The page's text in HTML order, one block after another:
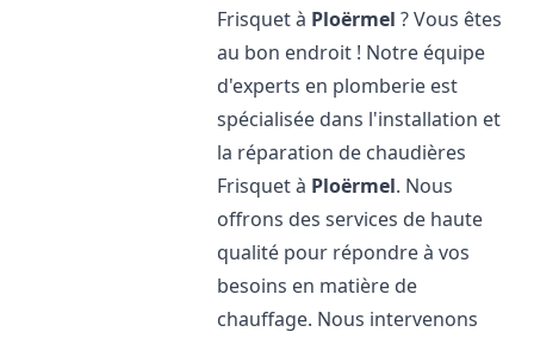
Frisquet à Ploërmel ? Vous êtes
au bon endroit ! Notre équipe
d'experts en plomberie est
spécialisée dans l'installation et
la réparation de chaudières
Frisquet à Ploërmel. Nous
offrons des services de haute
qualité pour répondre à vos
besoins en matière de
chauffage. Nous intervenons